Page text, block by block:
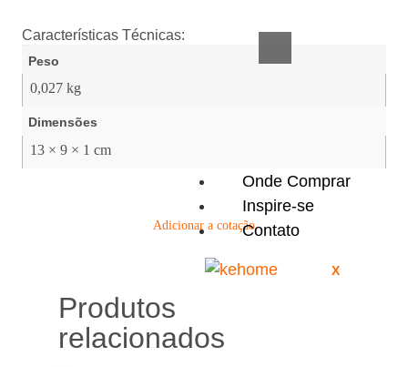
Onde Comprar
Inspire-se
Contato
X
Características Técnicas:
Peso
0,027 kg
Dimensões
13 × 9 × 1 cm
Adicionar a cotação
Produtos
relacionados